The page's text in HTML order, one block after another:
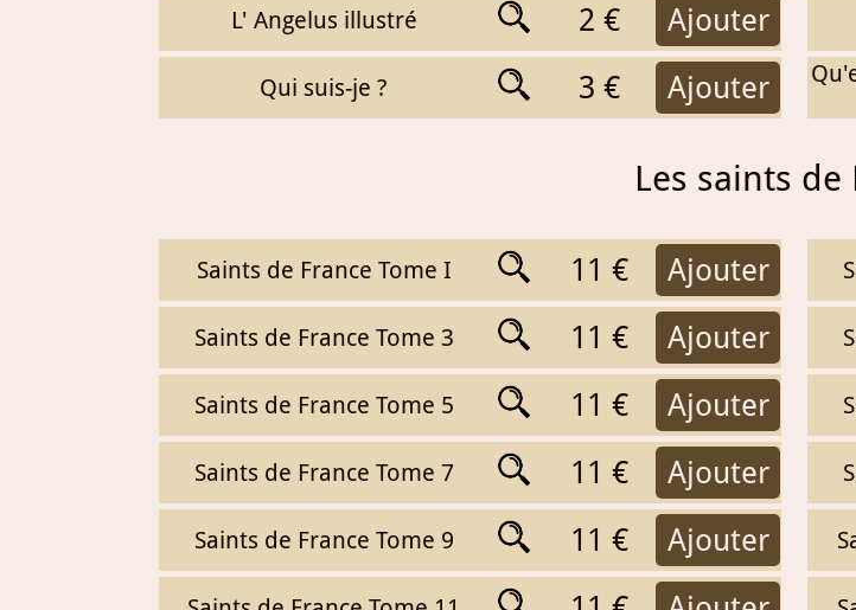
L' Angelus illustré 2 € Ajouter
Qui suis-je ? 3 € Ajouter
Les saints de
Saints de France Tome I 11 € Ajouter
Saints de France Tome 3 11 € Ajouter
Saints de France Tome 5 11 € Ajouter
Saints de France Tome 7 11 € Ajouter
Saints de France Tome 9 11 € Ajouter